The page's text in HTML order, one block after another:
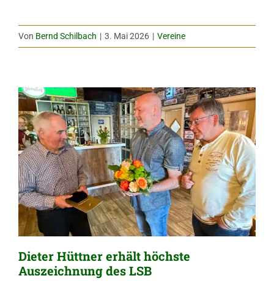
Von Bernd Schilbach | 3. Mai 2026 | Vereine
Dieter Hüttner erhält höchste
Auszeichnung des LSB